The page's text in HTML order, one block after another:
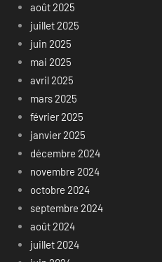
août 2025
juillet 2025
juin 2025
mai 2025
avril 2025
mars 2025
février 2025
janvier 2025
décembre 2024
novembre 2024
octobre 2024
septembre 2024
août 2024
juillet 2024